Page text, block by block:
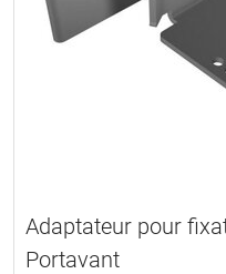
Adaptateur pour
Portavant